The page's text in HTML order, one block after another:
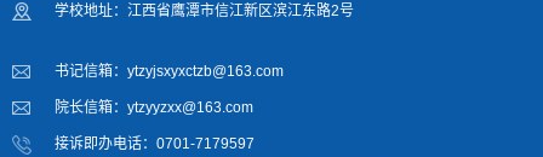
学校地址：江西省鹰潭市信江新区滨江东路2号
书记信箱：ytzyjsxyxctzb@163.com
院长信箱：ytzyyzxx@163.com
接诉即办电话：0701-7179597